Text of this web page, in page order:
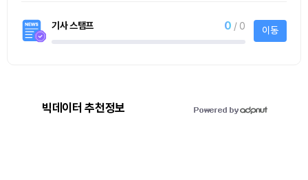
빅데이터 추천정보